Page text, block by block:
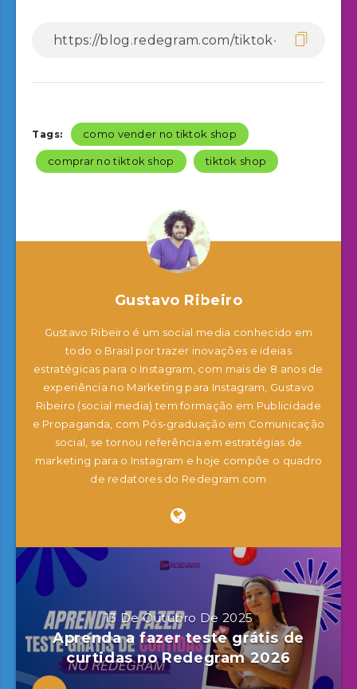
Tags: como vender no tiktok shop
comprar no tiktok shop tiktok shop
Gustavo Ribeiro
Gustavo Ribeiro é um social media conhecido em
todo o Brasil por trazer inovações e ideias
estratégicas para o Instagram, com mais de 8 anos de
experiência no Marketing para Instagram, Gustavo
Ribeiro (social media) tem formação em Publicidade
e Propaganda, com Pós-graduação em Comunicação
social, se tornou referência em estratégias de
marketing para o Instagram e hoje compõe o quadro
de redatores do Redegram.com
13 De Outubro De 2025
Aprenda a fazer teste grátis de
curtidas no Redegram 2026